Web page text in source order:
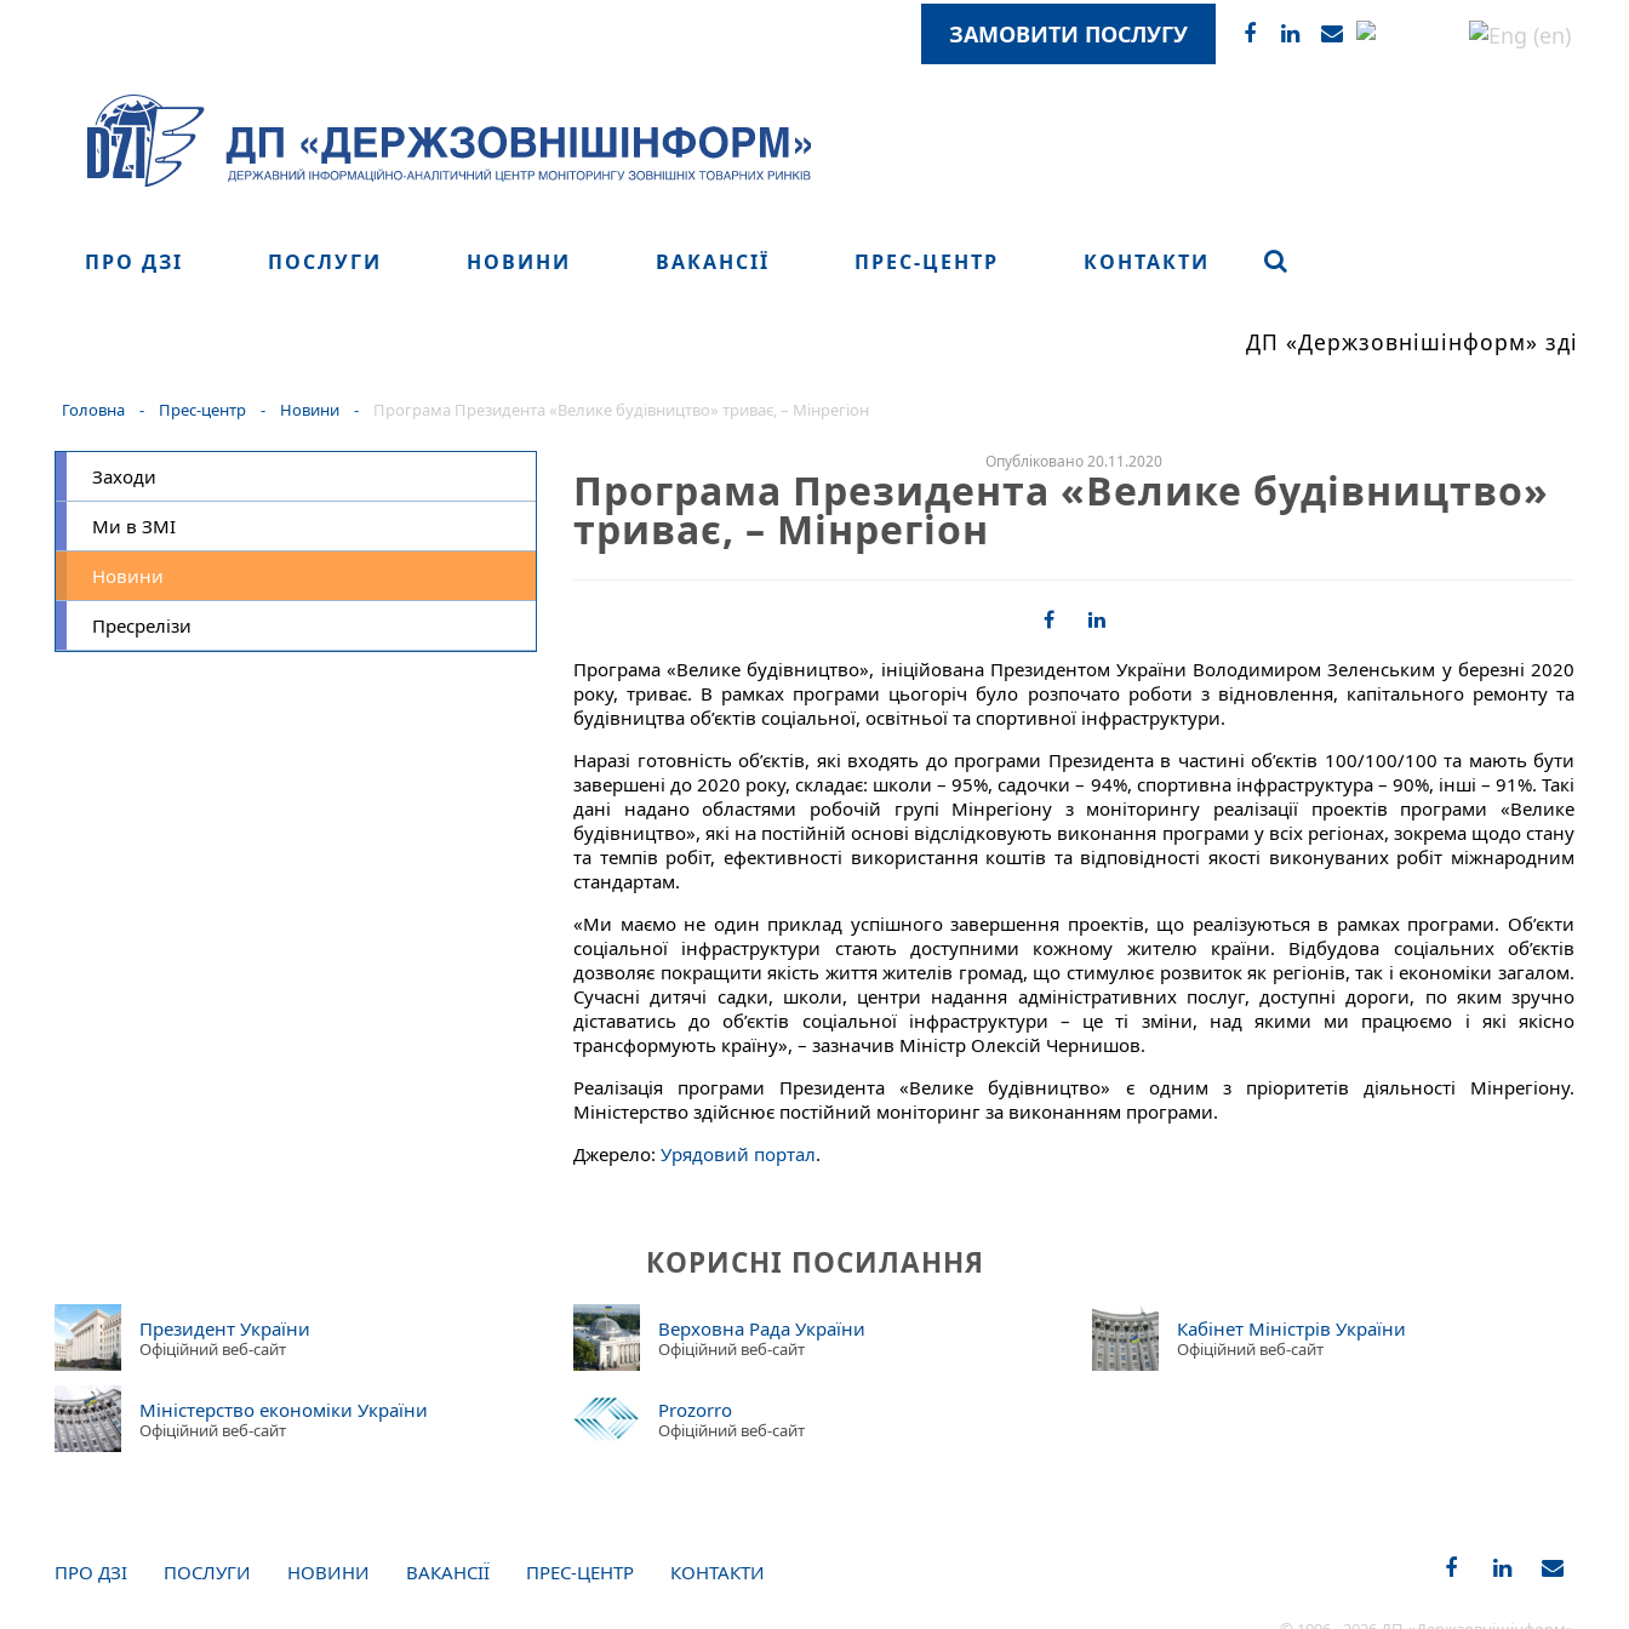
ЗАМОВИТИ ПОСЛУГУ
ПРО ДЗІ ПОСЛУГИ НОВИНИ ВАКАНСІЇ ПРЕС-ЦЕНТР КОНТАКТИ
ДП «Держзовнішінформ»
Головна - Прес-центр - Новини - Програма Президента «Велике будівництво» триває, – Мінрегіон
Заходи
Ми в ЗМІ
Новини
Пресрелізи
Опубліковано 20.11.2020
Програма Президента «Велике будівництво»
триває, – Мінрегіон
Програма «Велике будівництво», ініційована Президентом України Володимиром Зеленським у березні 2020
року, триває. В рамках програми цьогоріч було розпочато роботи з відновлення, капітального ремонту та
будівництва об’єктів соціальної, освітньої та спортивної інфраструктури.
Наразі готовність об’єктів, які входять до програми Президента в частині об’єктів 100/100/100 та мають бути
завершені до 2020 року, складає: школи – 95%, садочки – 94%, спортивна інфраструктура – 90%, інші – 91%. Такі
дані надано областями робочій групі Мінрегіону з моніторингу реалізації проектів програми «Велике
будівництво», які на постійній основі відслідковують виконання програми у всіх регіонах, зокрема щодо стану
та темпів робіт, ефективності використання коштів та відповідності якості виконуваних робіт міжнародним
стандартам.
«Ми маємо не один приклад успішного завершення проектів, що реалізуються в рамках програми. Об’єкти
соціальної інфраструктури стають доступними кожному жителю країни. Відбудова соціальних об’єктів
дозволяє покращити якість життя жителів громад, що стимулює розвиток як регіонів, так і економіки загалом.
Сучасні дитячі садки, школи, центри надання адміністративних послуг, доступні дороги, по яким зручно
діставатись до об’єктів соціальної інфраструктури – це ті зміни, над якими ми працюємо і які якісно
трансформують країну», – зазначив Міністр Олексій Чернишов.
Реалізація програми Президента «Велике будівництво» є одним з пріоритетів діяльності Мінрегіону.
Міністерство здійснює постійний моніторинг за виконанням програми.
Джерело: Урядовий портал.
КОРИСНІ ПОСИЛАННЯ
Президент України
Офіційний веб-сайт
Верховна Рада України
Офіційний веб-сайт
Кабінет Міністрів України
Офіційний веб-сайт
Міністерство економіки України
Офіційний веб-сайт
Prozorro
Офіційний веб-сайт
ПРО ДЗІ ПОСЛУГИ НОВИНИ ВАКАНСІЇ ПРЕС-ЦЕНТР КОНТАКТИ